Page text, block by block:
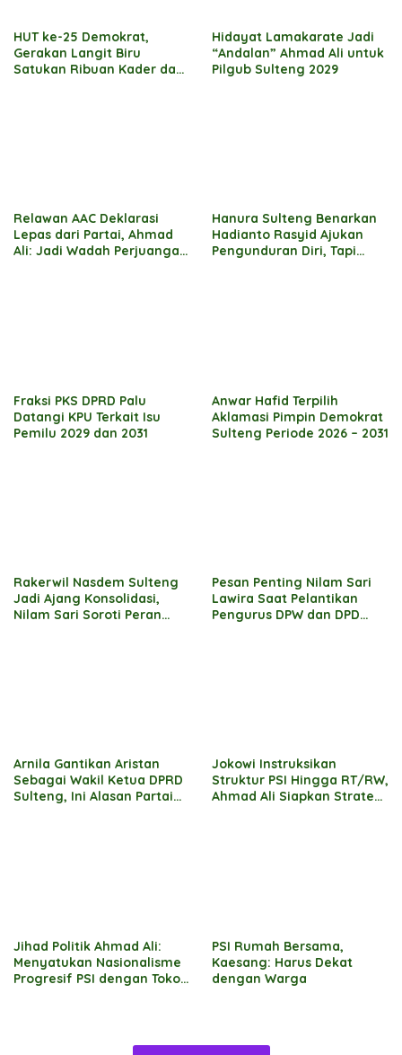
HUT ke-25 Demokrat,
Gerakan Langit Biru
Satukan Ribuan Kader dan
Hidayat Lamakarate Jadi
“Andalan” Ahmad Ali untuk
Pilgub Sulteng 2029
Relawan AAC Deklarasi
Lepas dari Partai, Ahmad
Ali: Jadi Wadah Perjuangan
Hanura Sulteng Benarkan
Hadianto Rasyid Ajukan
Pengunduran Diri, Tapi…
Fraksi PKS DPRD Palu
Datangi KPU Terkait Isu
Pemilu 2029 dan 2031
Anwar Hafid Terpilih
Aklamasi Pimpin Demokrat
Sulteng Periode 2026 – 2031
Rakerwil Nasdem Sulteng
Jadi Ajang Konsolidasi,
Nilam Sari Soroti Peran
Pesan Penting Nilam Sari
Lawira Saat Pelantikan
Pengurus DPW dan DPD
Arnila Gantikan Aristan
Sebagai Wakil Ketua DPRD
Sulteng, Ini Alasan Partai
Jokowi Instruksikan
Struktur PSI Hingga RT/RW,
Ahmad Ali Siapkan Strategi
Jihad Politik Ahmad Ali:
Menyatukan Nasionalisme
Progresif PSI dengan Tokoh
PSI Rumah Bersama,
Kaesang: Harus Dekat
dengan Warga